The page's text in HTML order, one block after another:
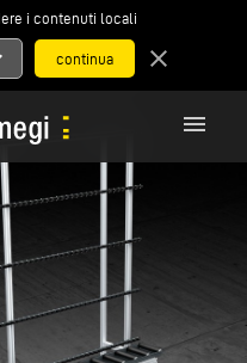
i contenuti locali
close
menu